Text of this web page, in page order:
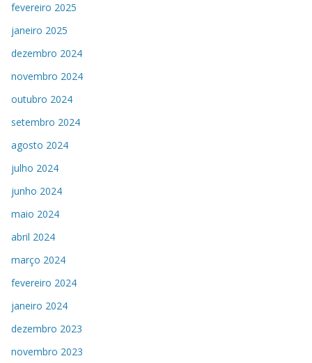
fevereiro 2025
janeiro 2025
dezembro 2024
novembro 2024
outubro 2024
setembro 2024
agosto 2024
julho 2024
junho 2024
maio 2024
abril 2024
março 2024
fevereiro 2024
janeiro 2024
dezembro 2023
novembro 2023